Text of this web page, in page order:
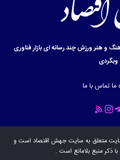
و هنرورزشچند رسانه ایبازارفناوری
وبگردی
ماتماس با ما
متعلق به سایتجهش اقتصاد است و
ذکر منبع بلامانع است .